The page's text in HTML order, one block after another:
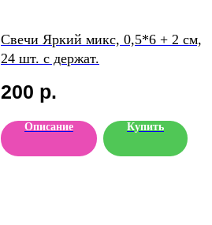
Свечи Яркий микс, 0,5*6 + 2 см,
24 шт. с держат.
200 р.
Описание Купить